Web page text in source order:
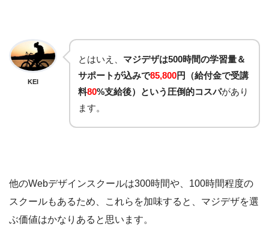
KEI
とはいえ、 マジデザは500時間の学習量＆
サポートが込みで85,800円（給付金で受講
料80%支給後）という圧倒的コスパがあり
ます。
他のWebデザインスクールは300時間や、100時間程度の
スクールもあるため、これらを加味すると、マジデザを選
ぶ価値はかなりあると思います。